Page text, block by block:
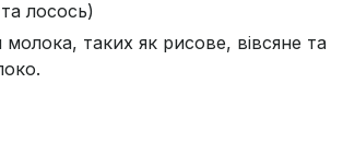
лосось)
молока, таких як рисове, вівсяне та